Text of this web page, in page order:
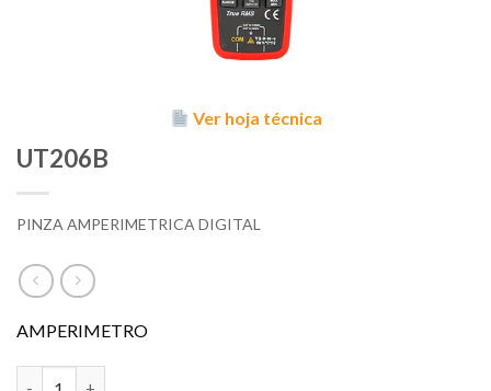
Ver hoja técnica
UT206B
PINZA AMPERIMETRICA DIGITAL
AMPERIMETRO